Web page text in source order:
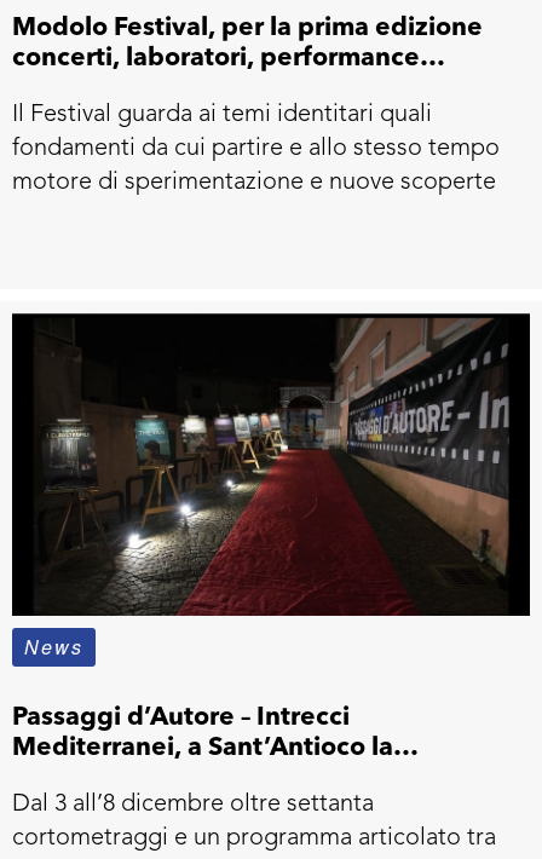
Modolo Festival, per la prima edizione
concerti, laboratori, performance
Il Festival guarda ai temi identitari quali
fondamenti da cui partire e allo stesso tempo
motore di sperimentazione e nuove scoperte
News
Passaggi d’Autore – Intrecci
Mediterranei, a Sant’Antioco la
cortometraggio
Dal 3 all’8 dicembre oltre settanta
cortometraggi e un programma articolato tra